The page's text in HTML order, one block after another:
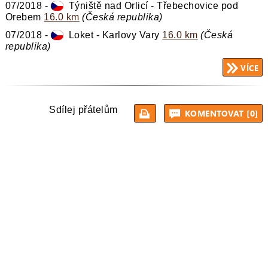
07/2018 -
Týniště nad Orlicí - Třebechovice pod
Orebem 16.0 km (Česká republika)
07/2018 -
Loket - Karlovy Vary 16.0 km (Česká
republika)
Sdílej přátelům